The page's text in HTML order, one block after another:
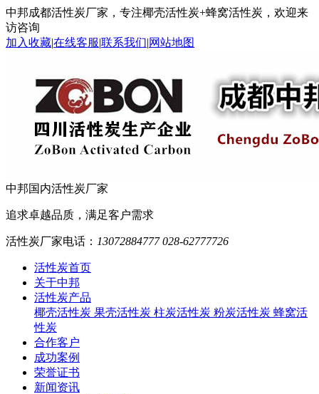
中邦成都活性炭厂家，专注椰壳活性炭+蜂窝活性炭，欢迎来
访咨询
加入收藏|在线客服|联系我们|网站地图
中邦国内活性炭厂家
追求卓越品质，满足客户需求
活性炭厂家电话： 13072884777 028-62777726
活性炭首页
关于中邦
活性炭产品
椰壳活性炭 果壳活性炭 柱炭活性炭 粉炭活性炭 蜂窝活
性炭
合作客户
成功案例
荣誉证书
新闻资讯